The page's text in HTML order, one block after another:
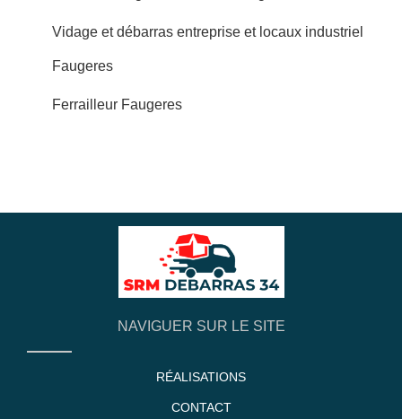
Vidage et débarras entreprise et locaux industriel
Faugeres
Ferrailleur Faugeres
NAVIGUER SUR LE SITE
RÉALISATIONS
CONTACT